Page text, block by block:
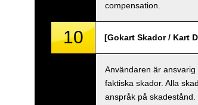
compensation.
10 [Gokart Skador / Kart
Användaren är
faktiska skador. Alla
anspråk på skadestånd.